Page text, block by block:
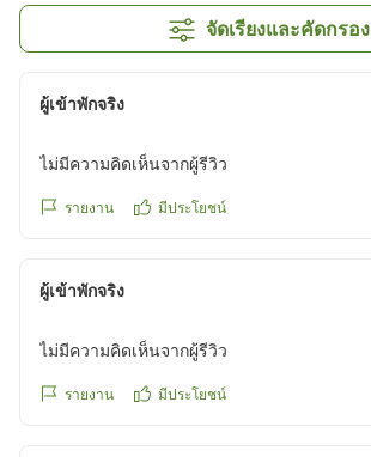
จัดเรียงและคัดกรอง
ผู้เข้าพักจริง
ไม่มีความคิดเห็นจากผู้รีวิว
รายงาน มีประโยชน์
ผู้เข้าพักจริง
ไม่มีความคิดเห็นจากผู้รีวิว
รายงาน มีประโยชน์